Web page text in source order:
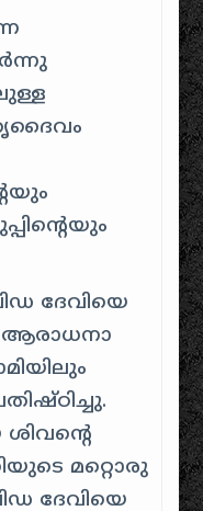
ദേവിയെ
ആരാധനാ
മറ്റൊരു
ദേവിയെ